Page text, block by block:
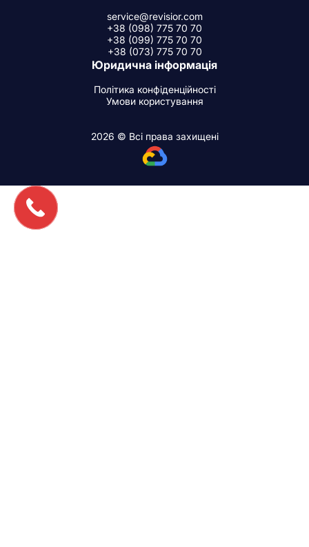
service@revisior.com
+38 (098) 775 70 70
+38 (099) 775 70 70
+38 (073) 775 70 70
Юридична інформація
Політика конфіденційності
Умови користування
2026 © Всі права захищені